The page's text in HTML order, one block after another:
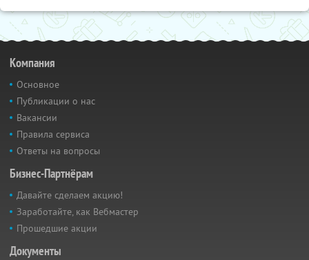
Компания
Основное
Публикации о нас
Вакансии
Правила сервиса
Ответы на вопросы
Бизнес-Партнёрам
Давайте сделаем акцию!
Заработайте, как Вебмастер
Прошедшие акции
Документы